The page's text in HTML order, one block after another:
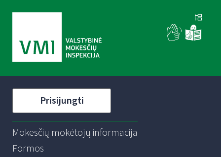
Prisijungti
Mokesčių mokėtojų informacija
Formos